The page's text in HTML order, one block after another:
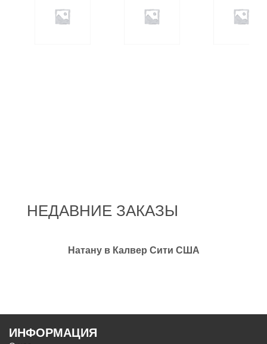
НЕДАВНИЕ ЗАКАЗЫ
Натану в Калвер Сити США
ИНФОРМАЦИЯ